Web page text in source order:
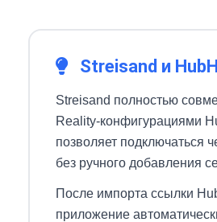
Streisand и
Streisand полностью
Reality-конфигурациями
позволяет подключаться
без ручного добавления
После импорта ссылки
приложение